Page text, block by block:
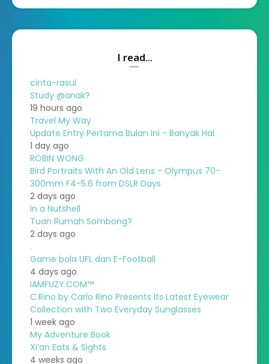
I read...
cinta-rasul
Study @anak?
19 hours ago
Travel My Way
Update Entry Pertama Bulan Ini - Banyak Hal
1 day ago
ROBIN WONG
Bird Portraits With An Old Lens - Olympus 70-
300mm F4-5.6 from DSLR Days
2 days ago
In a Nutshell
Tuan Rumah Sombong?
2 days ago
.
Game bola UFL dan E-Football
4 days ago
IAMFUZY.COM™
C.Rino by Carlo Rino Presents Its Latest Eyewear
Collection with Two Everyday Sunglasses
1 week ago
My Adventure Book
Xi’an Eats & Sights
4 weeks ago